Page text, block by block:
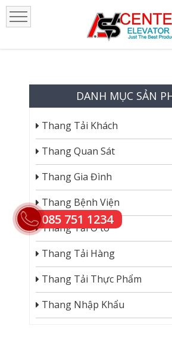
DANH MỤC SẢN
Thang Tải Khách
Thang Quan Sát
Thang Gia Đình
Thang Bệnh Viện
Thang Tải Ô tô
Thang Tải Hàng
Thang Tải Thực Phẩm
Thang Nhập Khẩu
085 751 1234